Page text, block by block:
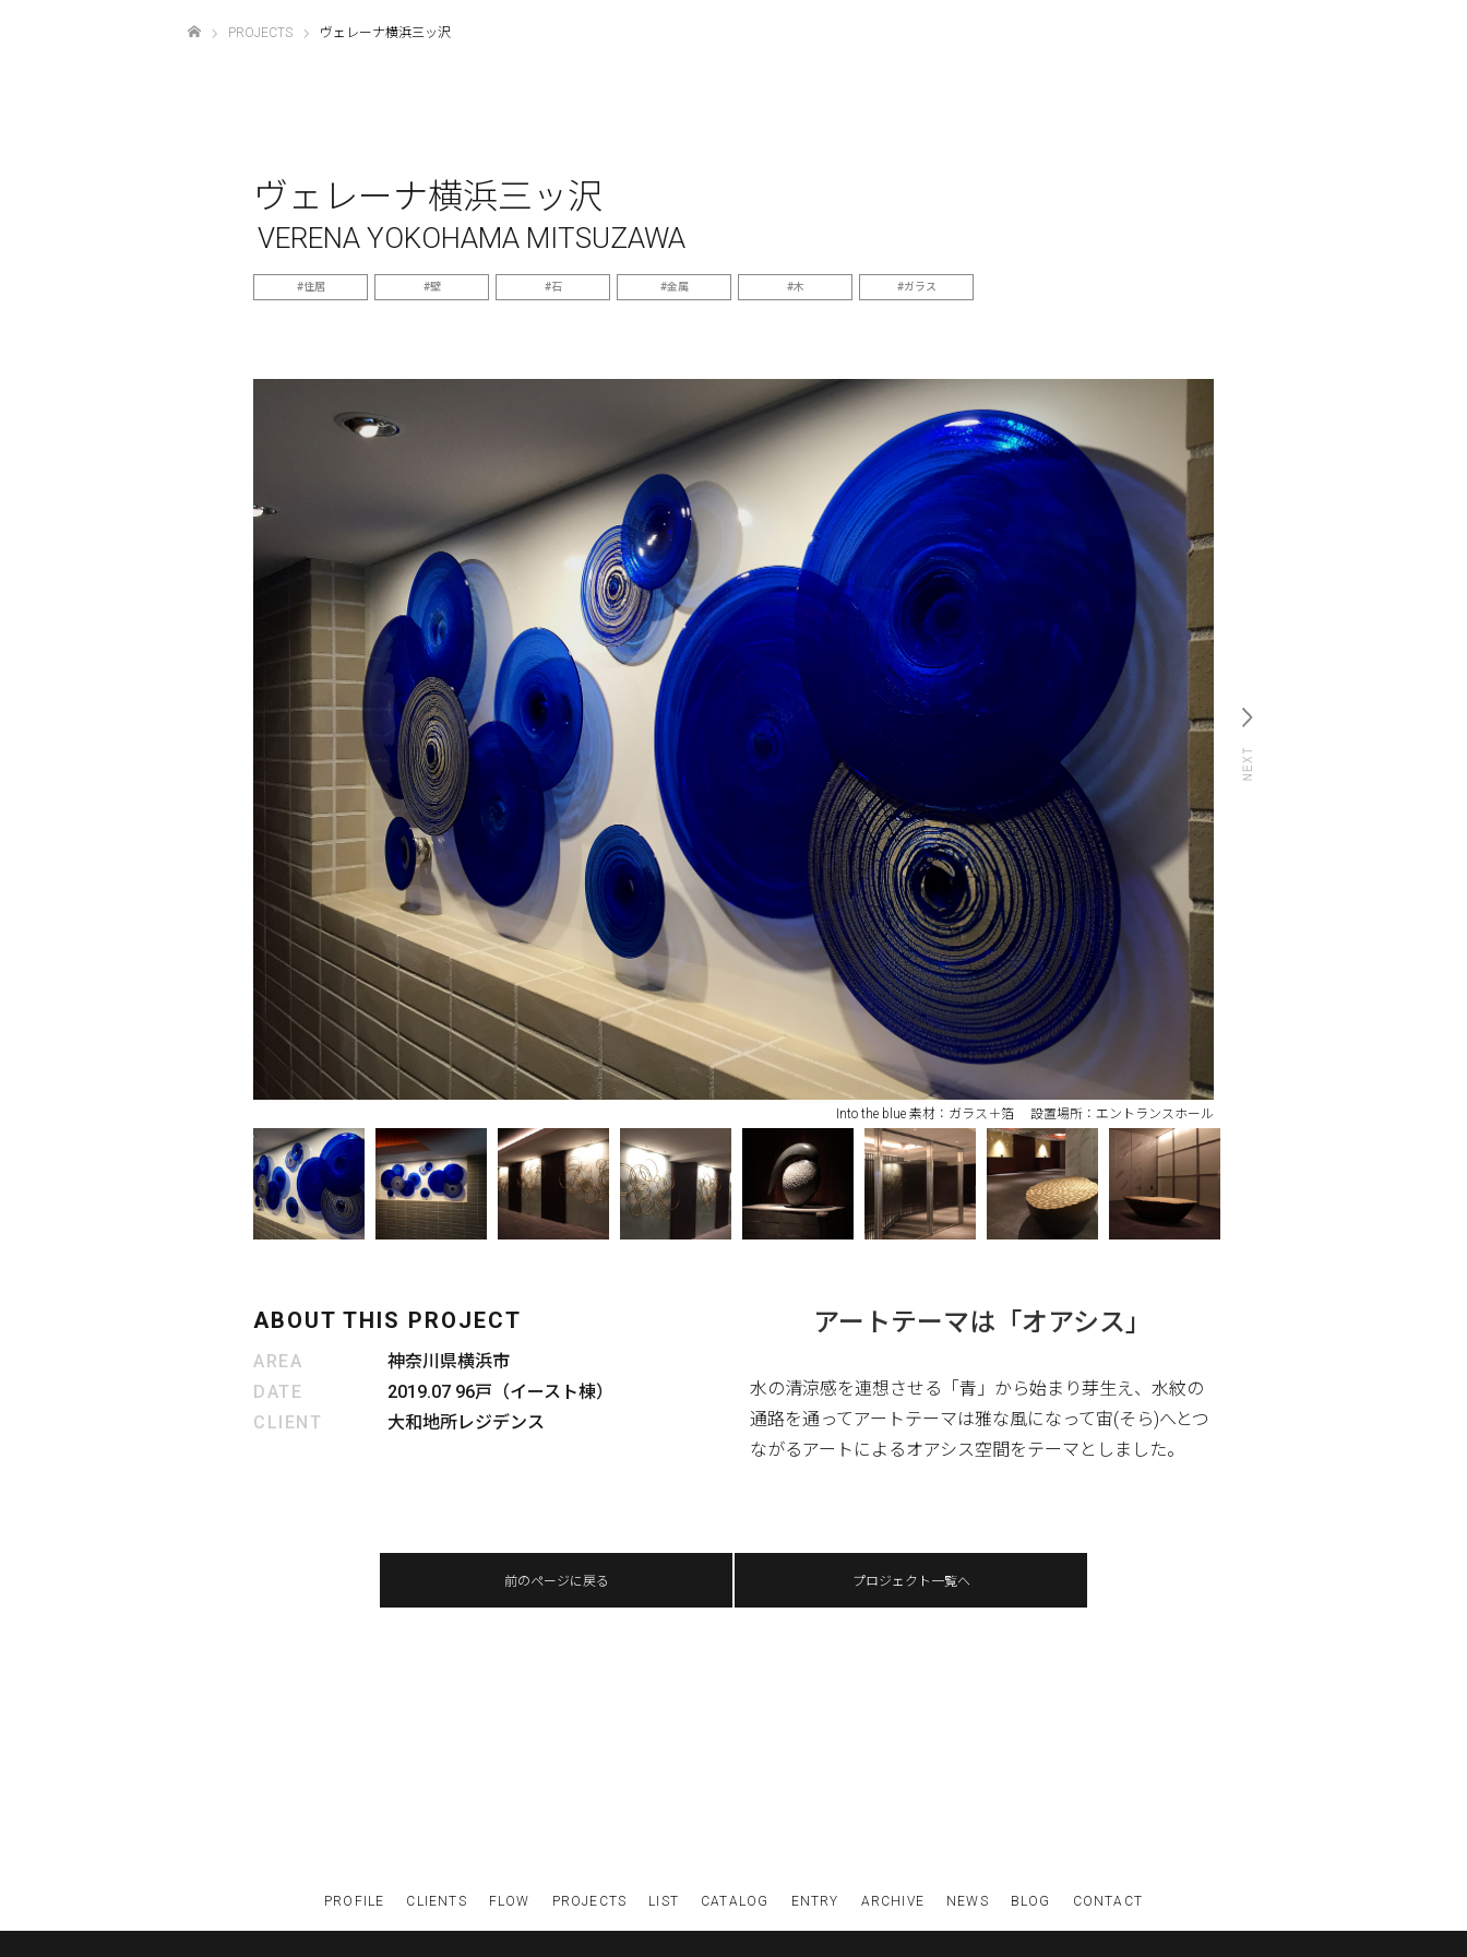
PROJECTS ヴェレーナ横浜三ッ沢
ヴェレーナ横浜三ッ沢
VERENA YOKOHAMA MITSUZAWA
住居 壁 石 金属 木 ガラス
Into the blue 素材：ガラス＋箔 設置場所：エントランスホール
ABOUT THIS PROJECT
AREA
神奈川県横浜市
DATE
2019.07 96戸（イースト棟）
CLIENT
大和地所レジデンス
アートテーマは「オアシス」
水の清涼感を連想させる「青」から始まり芽生え、水紋の
通路を通ってアートテーマは雅な風になって宙(そら)へとつ
ながるアートによるオアシス空間をテーマとしました。
前のページに戻る プロジェクト一覧へ
PROFILE CLIENTS FLOW PROJECTS LIST CATALOG ENTRY ARCHIVE NEWS BLOG CONTACT